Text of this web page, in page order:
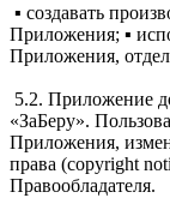
▪ создавать
Приложения; ▪
Приложения,
5.2. Приложение
«ЗаБеру».
Приложения,
права (copyright
Правообладателя.